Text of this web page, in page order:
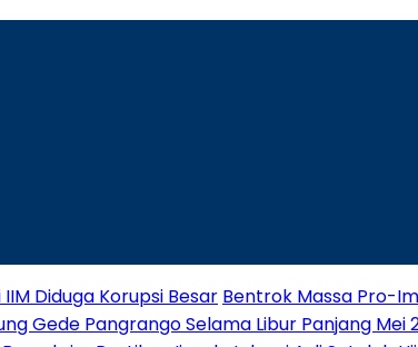
Diduga Korupsi Besar Bentrok Massa Pro-
Gede Pangrango Selama Libur Panjang Mei